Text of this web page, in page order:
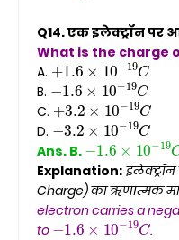
Q14. एक इलेक्ट्रॉन पर
What is the charge
A. +1.6× 10−19C
B. − 1.6× 10 −19C
C. 3.2×10−19C
D. − 3.2×10−19C
Ans. B. −1.6× 10−19C
Explanation:
Charge) का ऋणात्मक
electron carries a
to−1.6×10−19C .